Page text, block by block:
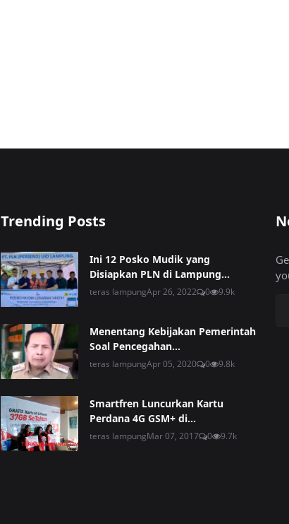
Trending Posts
Ini 12 Posko Mudik yang
Disiapkan PLN di Lampung...
teras lampungApr 26, 2022 0 9.9k
Menentang Kebijakan Pemerintah
Soal Pencegahan...
teras lampungApr 05, 2020 0 9.8k
Smartfren Luncurkan Kartu
Perdana 4G GSM+ di...
teras lampungMar 07, 2017 0 9.7k